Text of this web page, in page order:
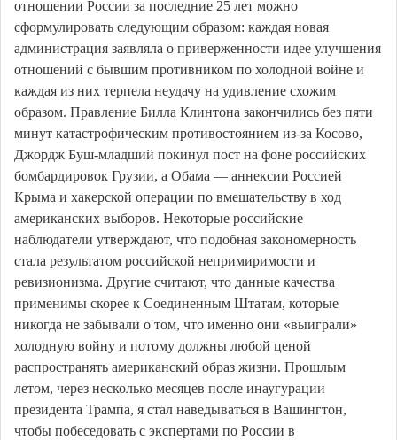
отношении России за последние 25 лет можно
сформулировать следующим образом: каждая новая
администрация заявляла о приверженности идее улучшения
отношений с бывшим противником по холодной войне и
каждая из них терпела неудачу на удивление схожим
образом. Правление Билла Клинтона закончились без пяти
минут катастрофическим противостоянием из-за Косово,
Джордж Буш-младший покинул пост на фоне российских
бомбардировок Грузии, а Обама — аннексии Россией
Крыма и хакерской операции по вмешательству в ход
американских выборов. Некоторые российские
наблюдатели утверждают, что подобная закономерность
стала результатом российской непримиримости и
ревизионизма. Другие считают, что данные качества
применимы скорее к Соединенным Штатам, которые
никогда не забывали о том, что именно они «выиграли»
холодную войну и потому должны любой ценой
распространять американский образ жизни. Прошлым
летом, через несколько месяцев после инаугурации
президента Трампа, я стал наведываться в Вашингтон,
чтобы побеседовать с экспертами по России в